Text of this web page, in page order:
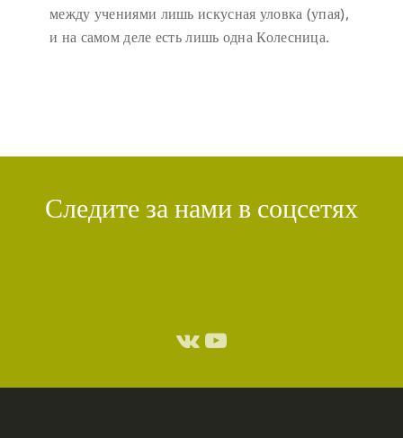
между учениями лишь искусная уловка (упая),
и на самом деле есть лишь одна Колесница.
Следите за нами в соцсетях